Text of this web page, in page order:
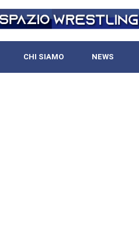
CHI SIAMO NEWS